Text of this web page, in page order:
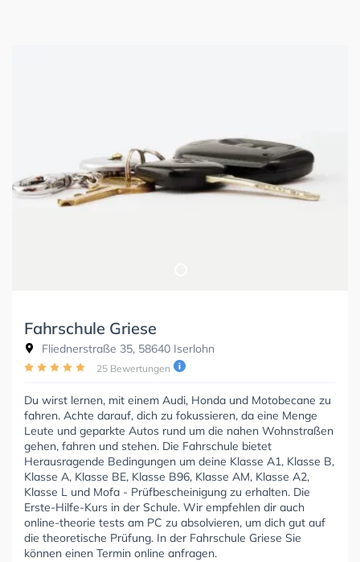
Fahrschule Griese
Fliednerstraße 35, 58640 Iserlohn
25 Bewertungen
Du wirst lernen, mit einem Audi, Honda und Motobecane zu
fahren. Achte darauf, dich zu fokussieren, da eine Menge
Leute und geparkte Autos rund um die nahen Wohnstraßen
gehen, fahren und stehen. Die Fahrschule bietet
Herausragende Bedingungen um deine Klasse A1, Klasse B,
Klasse A, Klasse BE, Klasse B96, Klasse AM, Klasse A2,
Klasse L und Mofa - Prüfbescheinigung zu erhalten. Die
Erste-Hilfe-Kurs in der Schule. Wir empfehlen dir auch
online-theorie tests am PC zu absolvieren, um dich gut auf
die theoretische Prüfung. In der Fahrschule Griese Sie
können einen Termin online anfragen.